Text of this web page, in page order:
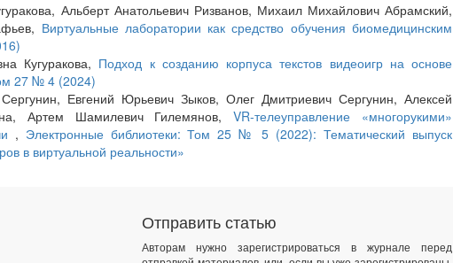
Альберт Анатольевич Ризванов, Михаил Михайлович Абрамский,
Виртуальные лаборатории как средство обучения биомедицинским
Кугуракова, Подход к созданию корпуса текстов видеоигр на основе
27 № 4 (2024)
Евгений Юрьевич Зыков, Олег Дмитриевич Сергунин, Алексей
Артем Шамилевич Гилемянов,VR-телеуправление «многорукими»
, Электронные библиотеки: Том 25 № 5 (2022): Тематический выпуск
в виртуальной реальности»
Отправить статью
Авторам нужно зарегистрироваться в журнале перед